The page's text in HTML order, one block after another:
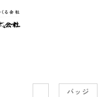
バッジ